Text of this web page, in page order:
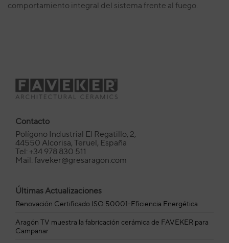
comportamiento integral del sistema frente al fuego.
Contacto
Polígono Industrial El Regatillo, 2,
44550 Alcorisa, Teruel, España
Tel: +34 978 830 511
Mail: faveker@gresaragon.com
Últimas Actualizaciones
Renovación Certificado ISO 50001-Eficiencia Energética
Aragón TV muestra la fabricación cerámica de FAVEKER para
Campanar